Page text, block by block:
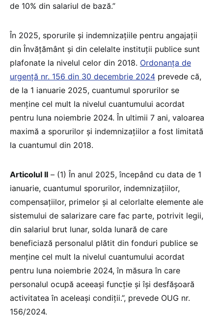
de 10% din salariul de bază.”
În 2025, sporurile și indemnizațiile pentru angajații
din Învățământ și din celelalte instituții publice sunt
plafonate la nivelul celor din 2018. Ordonanța de
urgență nr. 156 din 30 decembrie 2024 prevede că,
de la 1 ianuarie 2025, cuantumul sporurilor se
menține cel mult la nivelul cuantumului acordat
pentru luna noiembrie 2024. În ultimii 7 ani, valoarea
maximă a sporurilor și indemnizațiilor a fost limitată
la cuantumul din 2018.
Articolul II – (1) În anul 2025, începând cu data de 1
ianuarie, cuantumul sporurilor, indemnizațiilor,
compensațiilor, primelor și al celorlalte elemente ale
sistemului de salarizare care fac parte, potrivit legii,
din salariul brut lunar, solda lunară de care
beneficiază personalul plătit din fonduri publice se
menține cel mult la nivelul cuantumului acordat
pentru luna noiembrie 2024, în măsura în care
personalul ocupă aceeași funcție și își desfășoară
activitatea în aceleași condiții.”, prevede OUG nr.
156/2024.